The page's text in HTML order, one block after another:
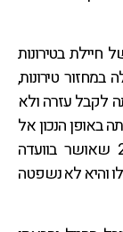
של חיילת בטירונות
טירונות,
לקבל עזרה ולא
באופן הנכון אל
הגורמים המתאימים, הותאם לה פרופיל 21 שאושר בוועדה
והיא לא נשפטה